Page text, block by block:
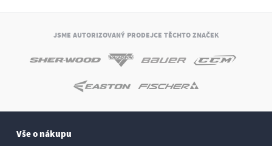
JSME AUTORIZOVANÝ PRODEJCE TĚCHTO ZNAČEK
Vše o nákupu